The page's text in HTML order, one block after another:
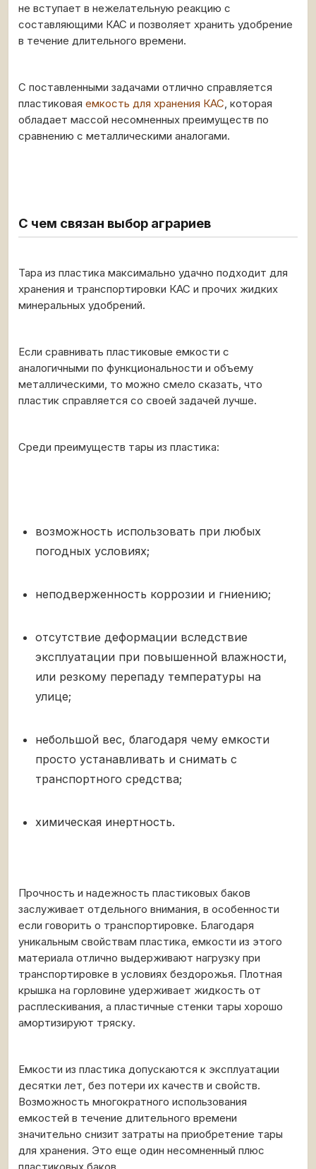
не вступает в нежелательную реакцию с
составляющими КАС и позволяет хранить удобрение
в течение длительного времени.
С поставленными задачами отлично справляется
пластиковая емкость для хранения КАС, которая
обладает массой несомненных преимуществ по
сравнению с металлическими аналогами.
С чем связан выбор аграриев
Тара из пластика максимально удачно подходит для
хранения и транспортировки КАС и прочих жидких
минеральных удобрений.
Если сравнивать пластиковые емкости с
аналогичными по функциональности и объему
металлическими, то можно смело сказать, что
пластик справляется со своей задачей лучше.
Среди преимуществ тары из пластика:
возможность использовать при любых
погодных условиях;
неподверженность коррозии и гниению;
отсутствие деформации вследствие
эксплуатации при повышенной влажности,
или резкому перепаду температуры на
улице;
небольшой вес, благодаря чему емкости
просто устанавливать и снимать с
транспортного средства;
химическая инертность.
Прочность и надежность пластиковых баков
заслуживает отдельного внимания, в особенности
если говорить о транспортировке. Благодаря
уникальным свойствам пластика, емкости из этого
материала отлично выдерживают нагрузку при
транспортировке в условиях бездорожья. Плотная
крышка на горловине удерживает жидкость от
расплескивания, а пластичные стенки тары хорошо
амортизируют тряску.
Емкости из пластика допускаются к эксплуатации
десятки лет, без потери их качеств и свойств.
Возможность многократного использования
емкостей в течение длительного времени
значительно снизит затраты на приобретение тары
для хранения. Это еще один несомненный плюс